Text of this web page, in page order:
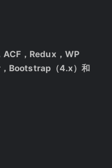
，Redux，WP
Bootstrap（4.x）和